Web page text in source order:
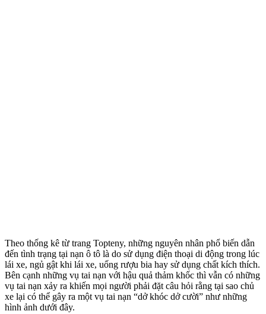
Theo thống kê từ trang Topteny, những nguyên nhân phổ biến dẫn
đến tình trạng tại nạn ô tô là do sử dụng điện thoại di động trong lúc
lái xe, ngủ gật khi lái xe, uống rượu bia hay sử dụng chất kíc‌h thí‌ch.
Bên cạnh những vụ tai nạn với hậu quả thảm khốc thì vẫn có những
vụ tai nạn xảy ra khiến mọi người phải đặt câu hỏi rằng tại sao chủ
xe lại có thể gây ra một vụ tai nạn “dở khóc dở cười” như những
hình ảnh dưới đây.